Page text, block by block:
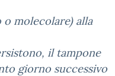
molecolare) alla
il tampone
giorno successivo